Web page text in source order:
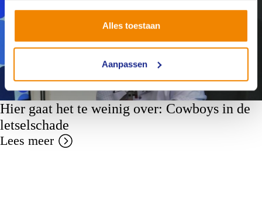
Alles toestaan
Aanpassen
Hier gaat het te weinig over: Cowboys in de
letselschade
Lees meer